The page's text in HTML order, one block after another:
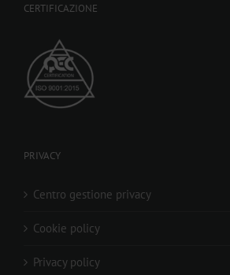
CERTIFICAZIONE
PRIVACY
Centro gestione privacy
Cookie policy
Privacy policy